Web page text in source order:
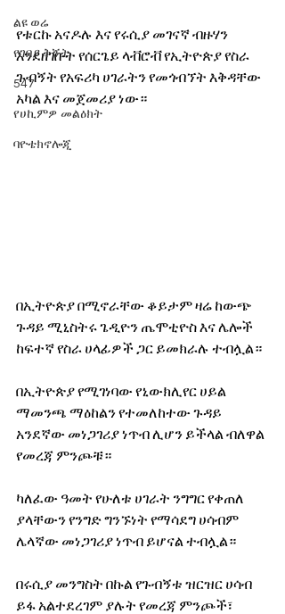
ልዩ ወሬ
የገበያ ቅኝት
547
የሀኪምዎ መልዕክት
ባዮቴክኖሎጂ
የቱርኩ አናዶሉ እና የሩሲያ መገናኛ ብዙሃን
እንደዘገቡት የሰርጌይ ላቭሮቭ የኢትዮጵያ የስራ
ጉብኝት የአፍሪካ ሀገራትን የመጎብኘት እቅዳቸው
አካል እና መጀመሪያ ነው።
በኢትዮጵያ በሚኖራቸው ቆይታም ዛሬ ከውጭ
ጉዳይ ሚኒስትሩ ጌዲዮን ጤሞቲዮስ እና ሌሎች
ከፍተኛ የስራ ሀላፊዎች ጋር ይመክራሉ ተብሏል።
በኢትዮጵያ የሚገነባው የኒውክሊየር ሀይል
ማመንጫ ማዕከልን የተመለከተው ጉዳይ
አንደኛው መነጋገሪያ ነጥብ ሊሆን ይችላል ብለዋል
የመረጃ ምንጮቹ።
ካለፈው ዓመት የሁለቱ ሀገራት ንግግር የቀጠለ
ያላቸውን የንግድ ግንኙነት የማሳደግ ሀሳብም
ሌላኛው መነጋገሪያ ነጥብ ይሆናል ተብሏል።
በሩሲያ መንግስት በኩል የጉብኝቱ ዝርዝር ሀሳብ
ይፋ አልተደረገም ያሉት የመረጃ ምንጮች፣